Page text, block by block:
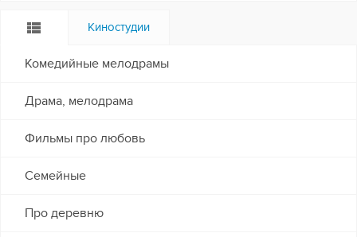
Киностудии
Комедийные мелодрамы
Драма, мелодрама
Фильмы про любовь
Семейные
Про деревню